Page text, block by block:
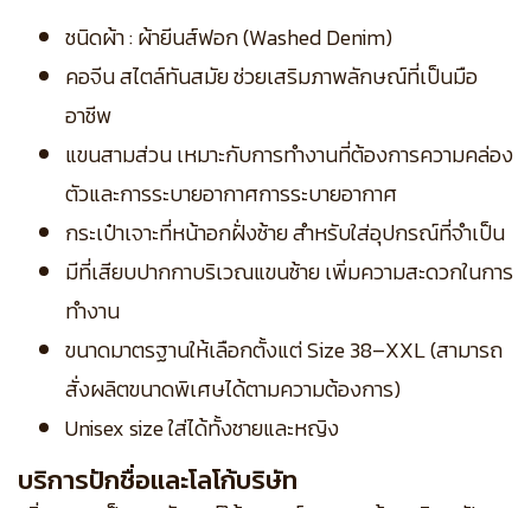
ชนิดผ้า : ผ้ายีนส์ฟอก (Washed Denim)
คอจีน สไตล์ทันสมัย ช่วยเสริมภาพลักษณ์ที่เป็นมือ
อาชีพ
แขนสามส่วน เหมาะกับการทำงานที่ต้องการความคล่อง
ตัวและการระบายอากาศการระบายอากาศ
กระเป๋าเจาะที่หน้าอกฝั่งซ้าย สำหรับใส่อุปกรณ์ที่จำเป็น
มีที่เสียบปากกาบริเวณแขนซ้าย เพิ่มความสะดวกในการ
ทำงาน
ขนาดมาตรฐานให้เลือกตั้งแต่ Size 38–XXL (สามารถ
สั่งผลิตขนาดพิเศษได้ตามความต้องการ)
Unisex size ใส่ได้ทั้งชายและหญิง
บริการปักชื่อและโลโก้บริษัท